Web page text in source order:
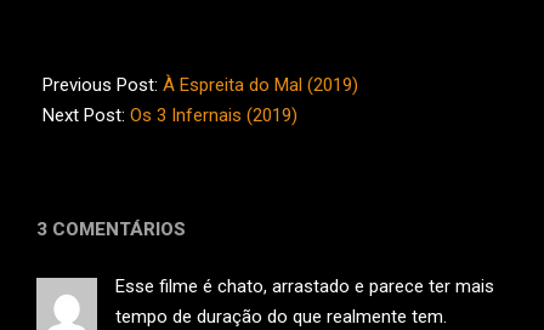
05-
14
Previous Post: À Espreita do Mal (2019)
Next Post: Os 3 Infernais (2019)
3 COMENTÁRIOS
Esse filme é chato, arrastado e parece ter mais
tempo de duração do que realmente tem.